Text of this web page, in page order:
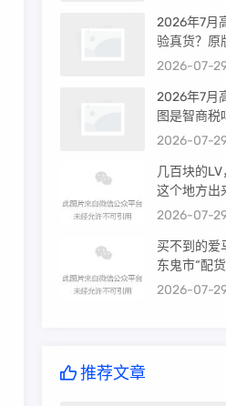
2026年7月
验真货？原
差距到底多
2026-07-
2026年7月
图是智商税
出真相
2026-07-
几百块的
这个地方出
2026-07-
买不到的爱
东鬼市“配
2026-07-
推荐文章